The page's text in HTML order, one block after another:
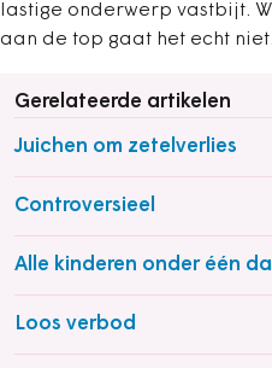
lastige onderwerp vastbijt.
aan de top gaat het echt niet.
Gerelateerde artikelen
Juichen om zetelverlies
Controversieel
Alle kinderen onder één
Loos verbod